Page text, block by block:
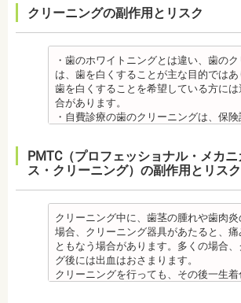
開かない、食事を噛むときに痛みが出る
発症する場合があります。
他にも自律神経失調症になることもあ
その他
・個人差がありますが子供にとって大き
になる場合があります。装置装着後も
況を聞いて話し合ってください。
・矯正中、頭痛、首や肩のこり、強い
の場合は、鎮痛剤、吐き気止め等、歯科
のもと服用してください。
・治療の経過と治療後の見た目に個人差
らわれる治療です。また、歯科医師と
も起こりえます。歯科医師とよくご相
・矯正力が強すぎると、歯の根が短く
収」が起こるリスクが高くなります。
・歯や骨の状態、歯の動きを妨げる癖が
合、虫歯や歯周病の発生など、治療計画
期間が長くなる場合があります。
、毎日丁寧なブラッシング、歯を清潔に
・矯正中は、基本的に虫歯や歯周病の治
いため、矯正前にこれらの治療を終わら
あります。矯正専門の歯科の場合は、
虫歯、歯周病の治療を行う必要もありま
治療終了後
す。
・矯正終了して数か月から数年経過する
せが悪くなる可能性があります。かみ合
なると、咀嚼障害、頭痛、肩こりを招
また、かみ合わせのバランスが崩れる
大きく開かない、食事を噛むときに痛み
節症を発症する場合があります。他にも
調症になることもあります。かみ合わせ
合は、かみ合わせの治療を行います。
・矯正中、虫歯が悪化する場合がありま
・矯正治療中、矯正装置の周りなど、
（歯磨き）しにくい部分ができるため、
炎のリスクが高くなります。間食を控
中に合ったブラッシング指導を歯科医
、毎日丁寧なブラッシング、歯を清潔に
を抑えましょう。
ッ素塗布など、歯科医院でのケアも予防
す。
病の治療を行う必要もあります。
治療終了後
・矯正終了後に噛み合わせが悪くなる可
ます。
噛み合わせが悪くなると、咀嚼障害、
に穴をあけて人工の歯根を埋め込み、そ
た、インプラントを埋め込む骨の厚み
を行う場合、さらに期間を要することに
・インプラント治療を受けると定期検診
ナンスをし続けなければいけません。人
インプラントが虫歯になることはありま
ごろから丁寧なメインテナンスが必要
囲炎という病気にかかる可能性がありま
ラントの機能をより長く維持するために
異なり保険適用外となります。
・インプラント治療は、お子様、妊婦の
れません。骨の成長途中になるお子様は
ント治療はできません。痛み止め、抗生
療に使用するため妊娠中、妊娠の可能性
授乳中の方は、インプラント治療はお
メタルセラミック
オールセラミック
・オールセラミック治療は、本数が多い
額となる場合が多くあります。また、
度は低いため、奥歯には不向きです。前
てしまうこともあるため、歯ぎしりのク
はマウスピースで保護する場合もありま
はなく、デメリットもあるため、検討さ
歯科医師と十分に相談しましょう。
【プロフィール】
日本大学歯学部卒業
日本大学歯学部口腔外科第２講座大学院
歯学博士（口腔外科学）
日本大学歯学部非常勤講師
社会福祉法人富士白苑理事
日本歯科大学新潟生命歯学部卒業
新潟大学医歯学総合病院にて研修
都内歯科医院にて勤務
クリーニングの副作用とリスク
・歯のホワイトニングとは違い、歯の
は、歯を白くすることが主な目的ではあ
歯を白くすることを希望している方に
合があります。
・自費診療の歯のクリーニングは、保
・歯のクリーニングは、歯科医院によっ
ニング」と書いているところと「PMTC
るところがあります。PMTCは専用の機
るのに対し、クリーニングは歯科医院
石を落とすスケーリングの場合や、
るので、事前に内容を確認されるとよい
監修医情報 医療法人社団日坂会 理
宏先生
【プロフィール】
PMTC（プロフェッショナル・メカ
ス・クリーニング）の副作用とリスク
クリーニング中に、歯茎の腫れや歯肉
場合、クリーニング器具があたると、痛
ともなう場合があります。多くの場合
グ後には出血はおさまります。
クリーニングを行っても、その後一生着